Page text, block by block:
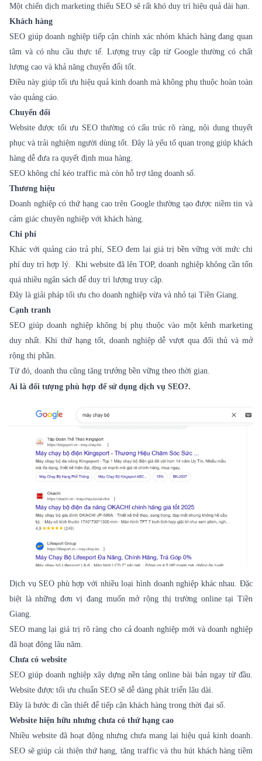
Một chiến dịch marketing thiếu SEO sẽ rất khó duy trì hiệu quả dài hạn.
Khách hàng
SEO giúp doanh nghiệp tiếp cận chính xác nhóm khách hàng đang quan
tâm và có nhu cầu thực tế. Lượng truy cập từ Google thường có chất
lượng cao và khả năng chuyển đổi tốt.
Điều này giúp tối ưu hiệu quả kinh doanh mà không phụ thuộc hoàn toàn
vào quảng cáo.
Chuyển đổi
Website được tối ưu SEO thường có cấu trúc rõ ràng, nội dung thuyết
phục và trải nghiệm người dùng tốt. Đây là yếu tố quan trọng giúp khách
hàng dễ đưa ra quyết định mua hàng.
SEO không chỉ kéo traffic mà còn hỗ trợ tăng doanh số.
Thương hiệu
Doanh nghiệp có thứ hạng cao trên Google thường tạo được niềm tin và
cảm giác chuyên nghiệp với khách hàng.
Chi phí
Khác với quảng cáo trả phí, SEO đem lại giá trị bền vững với mức chi
phí duy trì hợp lý. Khi website đã lên TOP, doanh nghiệp không cần tốn
quá nhiều ngân sách để duy trì lượng truy cập.
Đây là giải pháp tối ưu cho doanh nghiệp vừa và nhỏ tại Tiền Giang.
Cạnh tranh
SEO giúp doanh nghiệp không bị phụ thuộc vào một kênh marketing
duy nhất. Khi thứ hạng tốt, doanh nghiệp dễ vượt qua đối thủ và mở
rộng thị phần.
Từ đó, doanh thu cũng tăng trưởng bền vững theo thời gian.
Ai là đối tượng phù hợp để sử dụng dịch vụ SEO?.
Dịch vụ SEO phù hợp với nhiều loại hình doanh nghiệp khác nhau. Đặc
biệt là những đơn vị đang muốn mở rộng thị trường online tại Tiền
Giang.
SEO mang lại giá trị rõ ràng cho cả doanh nghiệp mới và doanh nghiệp
đã hoạt động lâu năm.
Chưa có website
SEO giúp doanh nghiệp xây dựng nền tảng online bài bản ngay từ đầu.
Website được tối ưu chuẩn SEO sẽ dễ dàng phát triển lâu dài.
Đây là bước đi cần thiết để tiếp cận khách hàng trong thời đại số.
Website hiện hữu nhưng chưa có thứ hạng cao
Nhiều website đã hoạt động nhưng chưa mang lại hiệu quả kinh doanh.
SEO sẽ giúp cải thiện thứ hạng, tăng traffic và thu hút khách hàng tiềm